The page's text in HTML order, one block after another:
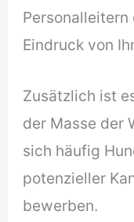
Eindruck von
Zusätzlich ist
der Masse der
sich häufig
potenzieller
bewerben.